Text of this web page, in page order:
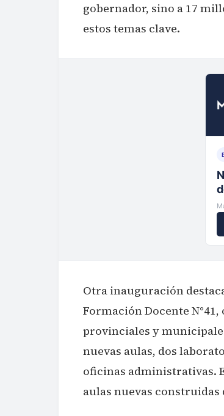
gobernador, sino a 17
estos temas clave.
Otra inauguración
Formación Docente
provinciales y
nuevas aulas, dos
oficinas administrativas.
aulas nuevas